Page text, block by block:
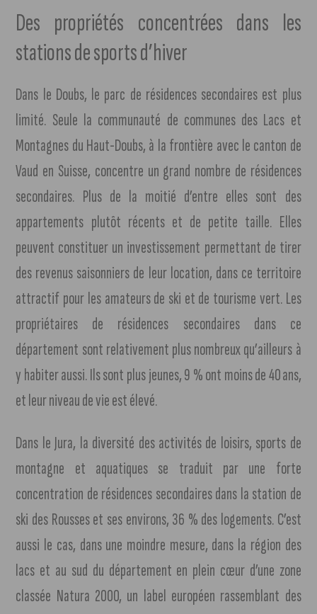
Des propriétés concentrées dans les
stations de sports d’hiver
Dans le Doubs, le parc de résidences secondaires est plus
limité. Seule la communauté de communes des Lacs et
Montagnes du Haut-Doubs, à la frontière avec le canton de
Vaud en Suisse, concentre un grand nombre de résidences
secondaires. Plus de la moitié d’entre elles sont des
appartements plutôt récents et de petite taille. Elles
peuvent constituer un investissement permettant de tirer
des revenus saisonniers de leur location, dans ce territoire
attractif pour les amateurs de ski et de tourisme vert. Les
propriétaires de résidences secondaires dans ce
département sont relativement plus nombreux qu’ailleurs à
y habiter aussi. Ils sont plus jeunes, 9 % ont moins de 40 ans,
et leur niveau de vie est élevé.
Dans le Jura, la diversité des activités de loisirs, sports de
montagne et aquatiques se traduit par une forte
concentration de résidences secondaires dans la station de
ski des Rousses et ses environs, 36 % des logements. C’est
aussi le cas, dans une moindre mesure, dans la région des
lacs et au sud du département en plein cœur d’une zone
classée Natura 2000, un label européen rassemblant des